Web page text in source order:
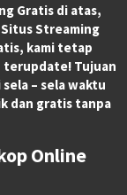
Gratis di atas,
Streaming
kami tetap
terupdate! Tujuan
– sela waktu
dan gratis tanpa
Online